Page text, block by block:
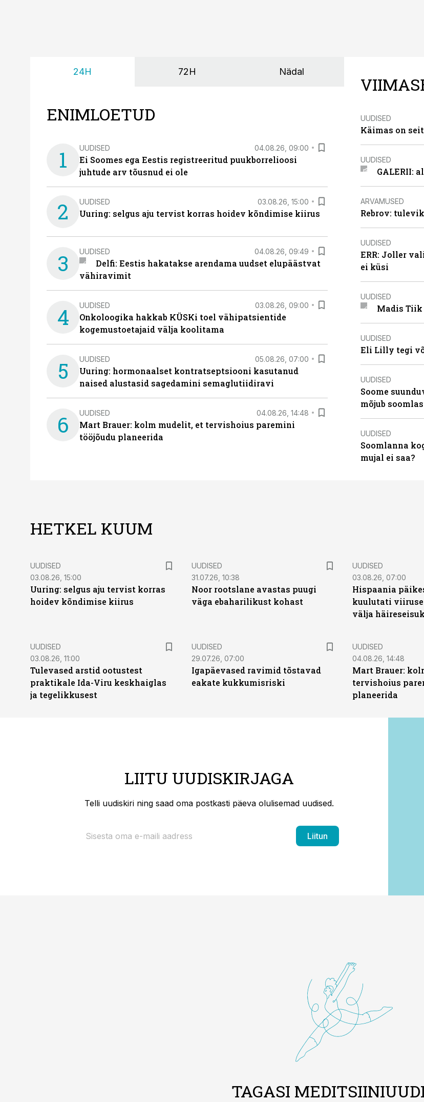
24H 72H Nädal
ENIMLOETUD
1 UUDISED 04.08.26, 09:00
Ei Soomes ega Eestis registreeritud puukborrelioosi
juhtude arv tõusnud ei ole
2 UUDISED 03.08.26, 15:00
Uuring: selgus aju tervist korras hoidev kõndimise kiirus
3 UUDISED 04.08.26, 09:49
Delfi: Eestis hakatakse arendama uudset elupäästvat
vähiravimit
4 UUDISED 03.08.26, 09:00
Onkoloogika hakkab KÜSKi toel vähipatsientide
kogemustoetajaid välja koolitama
5 UUDISED 05.08.26, 07:00
Uuring: hormonaalset kontratseptsiooni kasutanud
naised alustasid sagedamini semaglutiidiravi
6 UUDISED 04.08.26, 14:48
Mart Brauer: kolm mudelit, et tervishoius paremini
tööjõudu planeerida
UUDISED
Käimas on
UUDISED
GALERII:
ARVAMUSED
Rebrov:
UUDISED
ERR: Joller
ei küsi
UUDISED
Madis Tiik
UUDISED
Eli Lilly tegi
UUDISED
Soome
mõjub
UUDISED
Soomlanna
mujal ei saa?
HETKEL KUUM
UUDISED
03.08.26, 15:00
Uuring: selgus aju tervist korras
hoidev kõndimise kiirus
UUDISED
31.07.26, 10:38
Noor rootslane avastas puugi
väga ebaharilikust kohast
UUDISED
03.08.26, 07:00
Hispaania
kuulutati
välja
UUDISED
03.08.26, 11:00
Tulevased arstid ootustest
praktikale Ida-Viru keskhaiglas
ja tegelikkusest
UUDISED
29.07.26, 07:00
Igapäevased ravimid tõstavad
eakate kukkumisriski
UUDISED
04.08.26, 14:48
Mart Brauer:
tervishoius
planeerida
LIITU UUDISKIRJAGA
Telli uudiskiri ning saad oma postkasti päeva olulisemad uudised.
Liitun
TAGASI